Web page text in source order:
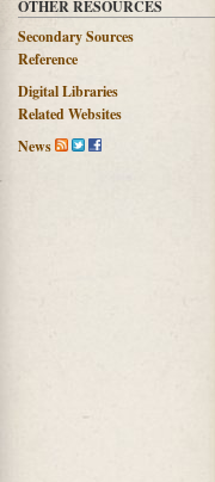
OTHER RESOURCES
Secondary Sources
Reference
Digital Libraries
Related Websites
News